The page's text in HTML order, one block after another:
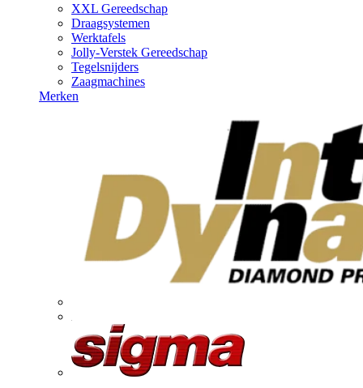
XXL Gereedschap
Draagsystemen
Werktafels
Jolly-Verstek Gereedschap
Tegelsnijders
Zaagmachines
Merken